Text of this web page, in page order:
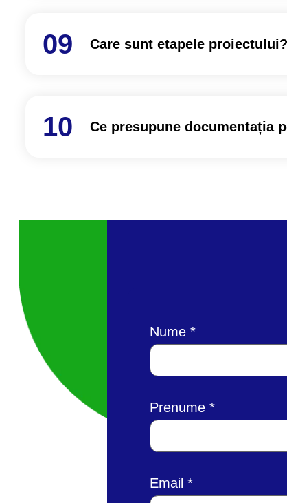
Care sunt etapele proiectului?
Ce presupune documentația
Nume
Prenume
Email